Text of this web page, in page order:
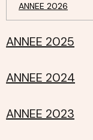
ANNEE 2026
ANNEE 2025
ANNEE 2024
ANNEE 2023